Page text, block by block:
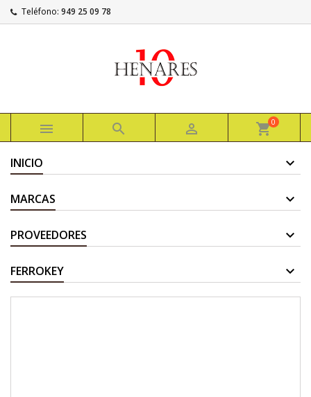
Teléfono: 949 25 09 78
   shopping_cart0
INICIO
MARCAS
PROVEEDORES
FERROKEY